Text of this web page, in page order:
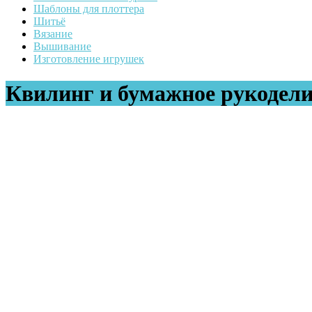
Шаблоны для плоттера
Шитьё
Вязание
Вышивание
Изготовление игрушек
Квилинг и бумажное